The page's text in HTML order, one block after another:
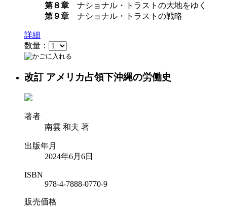
第８章 ナショナル・トラストの大地をゆく
第９章 ナショナル・トラストの戦略
詳細
数量：
改訂 アメリカ占領下沖縄の労働史
著者
南雲 和夫 著
出版年月
2024年6月6日
ISBN
978-4-7888-0770-9
販売価格